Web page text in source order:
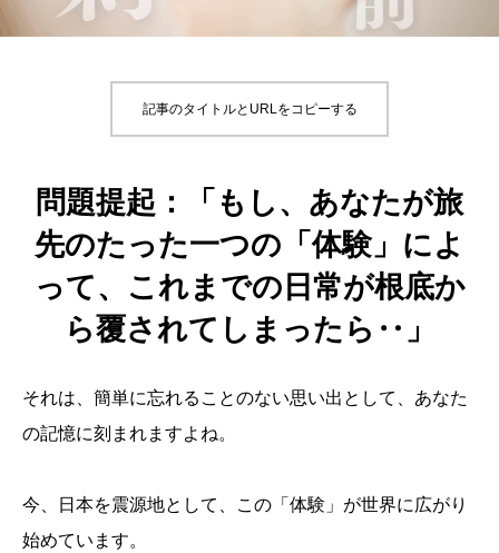
記事のタイトルとURLをコピーする
問題提起 ：「もし、あなたが旅
先のたった一つの「体験」によ
って、これまでの日常が根底か
ら覆されてしまったら‥」
それは、簡単に忘れることのない思い出として、あなた
の記憶に刻まれますよね。
今、日本を震源地として、この「体験」が世界に広がり
始めています。